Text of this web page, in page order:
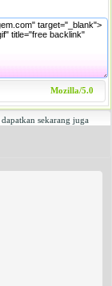
Mozilla/5.0
dapatkan sekarang juga